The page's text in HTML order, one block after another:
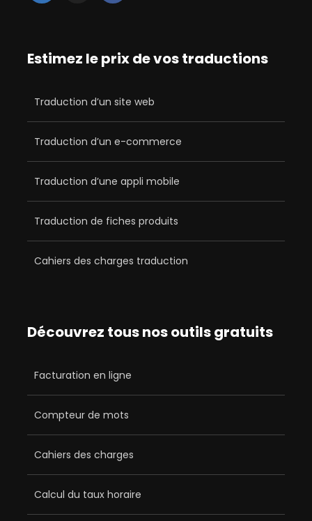
Estimez le prix de vos traductions
Traduction d’un site web
Traduction d’un e-commerce
Traduction d’une appli mobile
Traduction de fiches produits
Cahiers des charges traduction
Découvrez tous nos outils gratuits
Facturation en ligne
Compteur de mots
Cahiers des charges
Calcul du taux horaire